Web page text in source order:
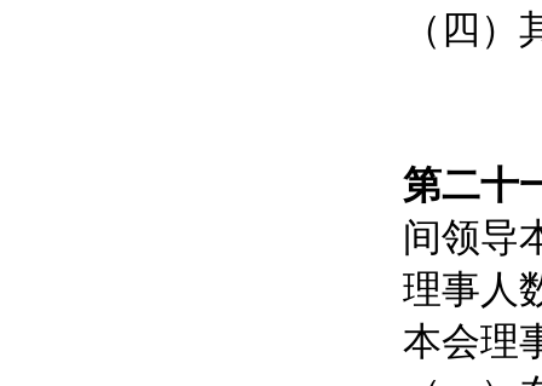
（四
第二十
间领导
理事人
本会理